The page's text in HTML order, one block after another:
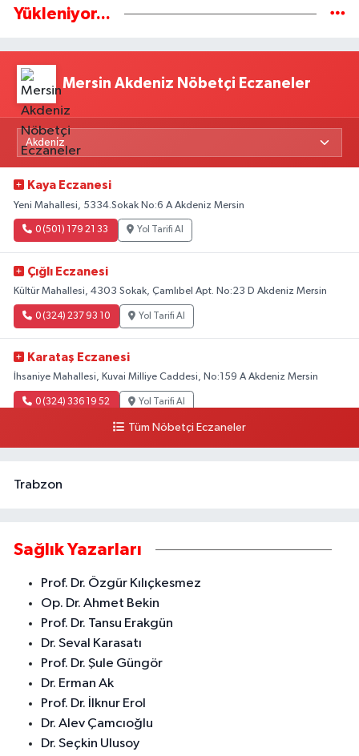
Yükleniyor...
Mersin Akdeniz Nöbetçi Eczaneler
Kaya Eczanesi
Yeni Mahallesi, 5334.Sokak No:6 A Akdeniz Mersin
0 (501) 179 21 33 Yol Tarifi Al
Çığlı Eczanesi
Kültür Mahallesi, 4303 Sokak, Çamlıbel Apt. No:23 D Akdeniz Mersin
0 (324) 237 93 10 Yol Tarifi Al
Karataş Eczanesi
İhsaniye Mahallesi, Kuvai Milliye Caddesi, No:159 A Akdeniz Mersin
0 (324) 336 19 52 Yol Tarifi Al
Tüm Nöbetçi Eczaneler
Trabzon
Sağlık Yazarları
Prof. Dr. Özgür Kılıçkesmez
Op. Dr. Ahmet Bekin
Prof. Dr. Tansu Erakgün
Dr. Seval Karasatı
Prof. Dr. Şule Güngör
Dr. Erman Ak
Prof. Dr. İlknur Erol
Dr. Alev Çamcıoğlu
Dr. Seçkin Ulusoy